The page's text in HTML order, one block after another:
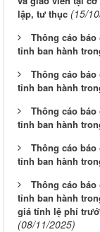
lập, tư thục (15/
Thông cáo
tỉnh ban hành
Thông cáo báo
tỉnh ban hành
Thông cáo
tỉnh ban hành
Thông cáo báo
tỉnh ban hành
Thông cáo báo
tỉnh ban hành
giá tính lệ phí
(08/11/2025)